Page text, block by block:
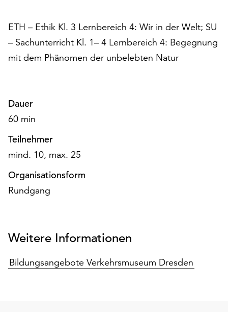
am
Ende
der
Seite
„Cookie-
zur
Verfügung.
Funktionale
Cookies
werden
auch
ohne
ausgeführt.
Möchten
Sie
ETH – Ethik Kl. 3 Lernbereich 4: Wir in der Welt; SU
– Sachunterricht Kl. 1– 4 Lernbereich 4: Begegnung
mit dem Phänomen der unbelebten Natur
Dauer
60 min
Teilnehmer
mind. 10, max. 25
Organisationsform
Rundgang
Weitere Informationen
Bildungsangebote Verkehrsmuseum Dresden